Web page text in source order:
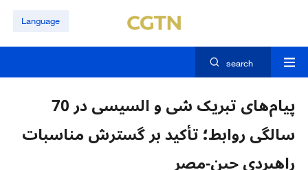
Language
search
پیام‌های تبریک شی و السیسی در 70
سالگی روابط؛ تأکید بر گسترش مناسبات